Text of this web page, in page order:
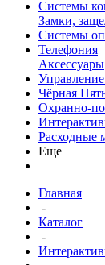
Системы
Замки,
Системы
Телефония
Аксессуары
Чёрная
Охранно-
Расходные
Еще
Главная
-
Каталог
-